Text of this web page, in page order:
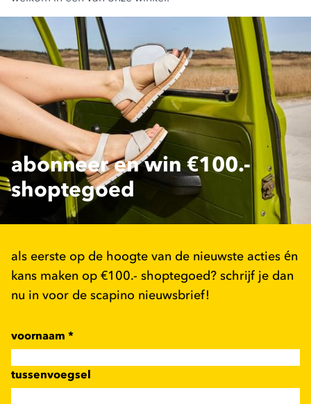
abonneer en win €100.-
shoptegoed
als eerste op de hoogte van de nieuwste acties én
kans maken op €100.- shoptegoed? schrijf je dan
nu in voor de scapino nieuwsbrief!
voornaam *
tussenvoegsel